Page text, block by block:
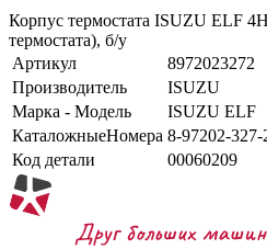
Корпус термостата ISUZU ELF
термостата), б/у
Артикул
8972023272
Производитель
ISUZU
Марка - Модель
ISUZU ELF
КаталожныеНомера 8-97202-327-
Код детали
00060209